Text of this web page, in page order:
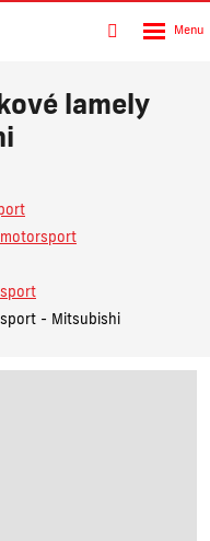
Vyhledávání
lamely
- Mitsubishi